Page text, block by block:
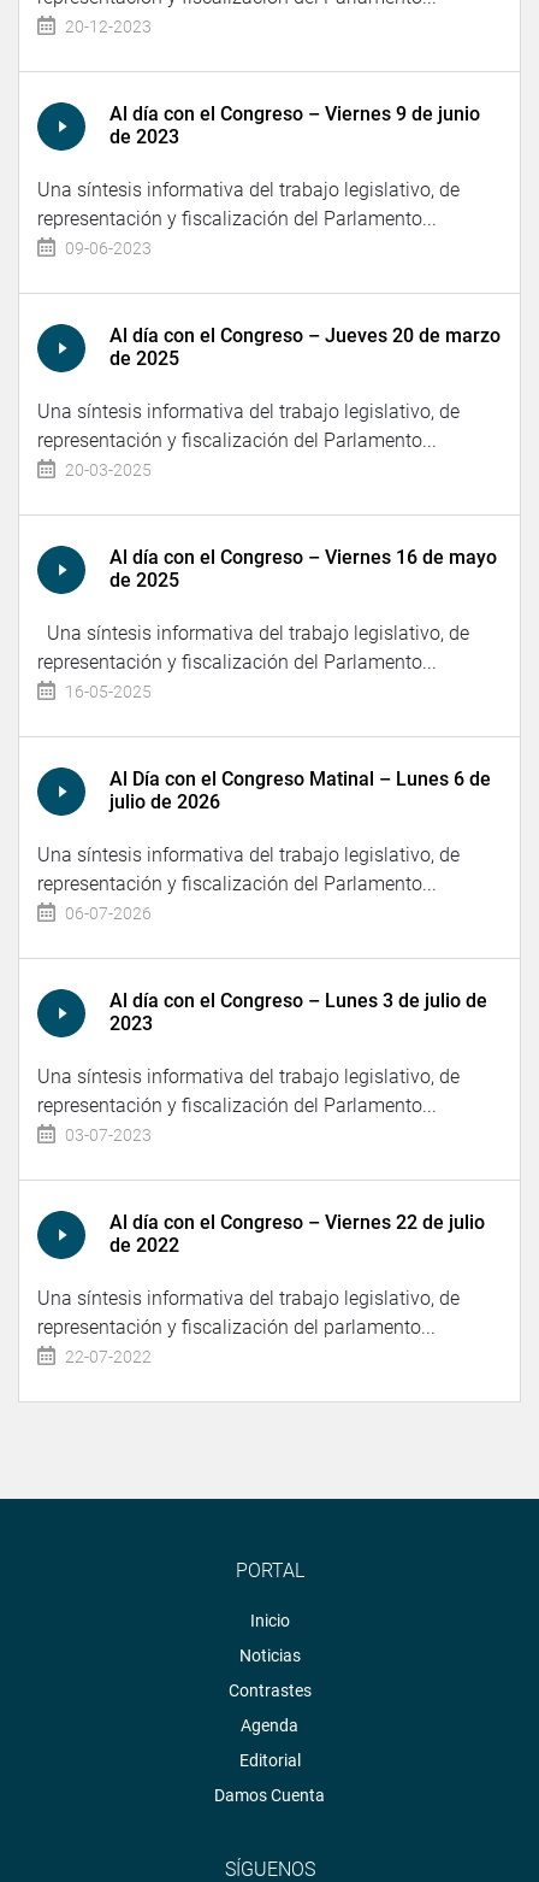
20-12-2023
Al día con el Congreso – Viernes 9 de junio
de 2023
Una síntesis informativa del trabajo legislativo, de
representación y fiscalización del Parlamento...
09-06-2023
Al día con el Congreso – Jueves 20 de marzo
de 2025
Una síntesis informativa del trabajo legislativo, de
representación y fiscalización del Parlamento...
20-03-2025
Al día con el Congreso – Viernes 16 de mayo
de 2025
Una síntesis informativa del trabajo legislativo, de
representación y fiscalización del Parlamento...
16-05-2025
Al Día con el Congreso Matinal – Lunes 6 de
julio de 2026
Una síntesis informativa del trabajo legislativo, de
representación y fiscalización del Parlamento...
06-07-2026
Al día con el Congreso – Lunes 3 de julio de
2023
Una síntesis informativa del trabajo legislativo, de
representación y fiscalización del Parlamento...
03-07-2023
Al día con el Congreso – Viernes 22 de julio
de 2022
Una síntesis informativa del trabajo legislativo, de
representación y fiscalización del parlamento...
22-07-2022
PORTAL
Inicio
Noticias
Contrastes
Agenda
Editorial
Damos Cuenta
SÍGUENOS